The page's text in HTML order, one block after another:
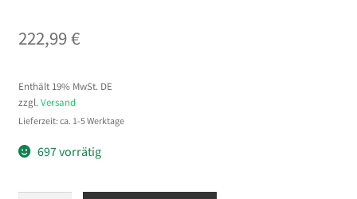
222,99€
Enthält 19% MwSt. DE
zzgl. Versand
Lieferzeit: ca. 1-5 Werktage
697 vorrätig